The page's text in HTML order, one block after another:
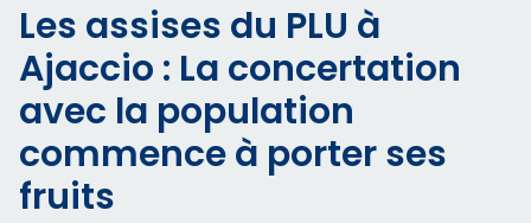
Les assises du PLU à
Ajaccio : La concertation
avec la population
commence à porter ses
fruits